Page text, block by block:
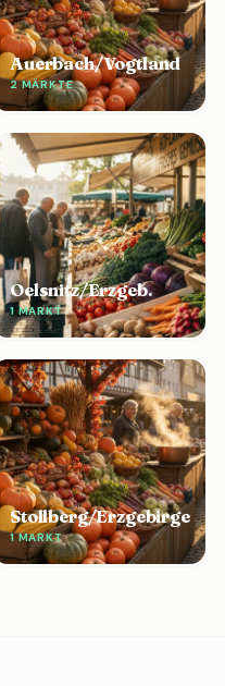
Auerbach/Vogtland
2 MÄRKTE
Oelsnitz/Erzgeb.
1 MARKT
Stollberg/Erzgebirge
1 MARKT